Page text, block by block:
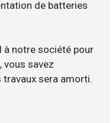
de batteries
à notre société pour
, vous savez
sera amorti.